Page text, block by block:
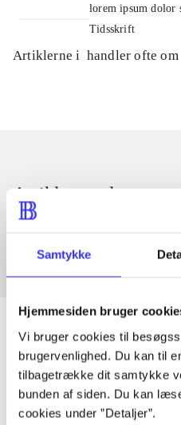
Samtykke
Hjemmesiden bruger
Vi bruger cookies til
brugervenlighed. Du kan til
tilbagetrække dit samtykke
bunden af siden. Du kan
cookies under ”Detaljer”.
lorem ipsum dolor
Tidsskrift
Artiklerne i handler ofte om
Artikler med samme
Fra
Artikler
Alle registrerede artikler